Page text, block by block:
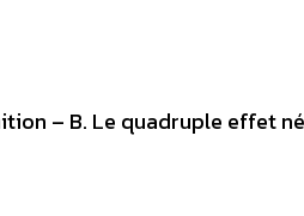
– B. Le quadruple effet